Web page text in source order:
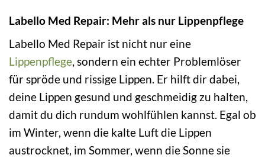
Labello Med Repair: Mehr als nur Lippenpflege
Labello Med Repair ist nicht nur eine
Lippenpflege, sondern ein echter Problemlöser
für spröde und rissige Lippen. Er hilft dir dabei,
deine Lippen gesund und geschmeidig zu halten,
damit du dich rundum wohlfühlen kannst. Egal ob
im Winter, wenn die kalte Luft die Lippen
austrocknet, im Sommer, wenn die Sonne sie